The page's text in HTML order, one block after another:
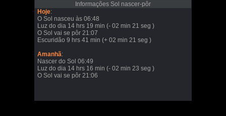
Informações Sol nascer-pôr
Hoje:
O Sol nasceu às 06:48
Luz do dia 14 hrs 19 min (- 02 min 21 seg )
O Sol vai se pôr 21:07
Escuridão 9 hrs 41 min (+ 02 min 21 seg )
Amanhã:
Nascer do Sol 06:49
Luz do dia 14 hrs 16 min (- 02 min 23 seg )
O Sol vai se pôr 21:06